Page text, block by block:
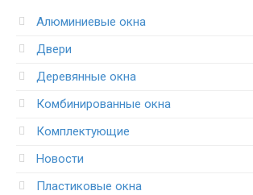
Алюминиевые окна
Двери
Деревянные окна
Комбинированные окна
Комплектующие
Новости
Пластиковые окна